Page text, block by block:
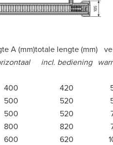
A (mm)totale lengte (mm)
incl. bediening
400 420
500 520
500 520
800 820
600 620